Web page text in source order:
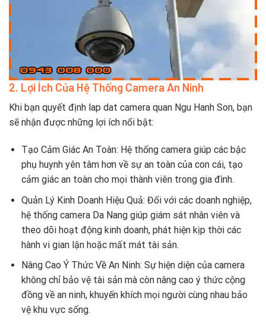
2. Lợi Ích Của Hệ Thống Camera An Ninh
Khi bạn quyết định lap dat camera quan Ngu Hanh Son, bạn
sẽ nhận được những lợi ích nổi bật:
Tạo Cảm Giác An Toàn: Hệ thống camera giúp các bậc
phụ huynh yên tâm hơn về sự an toàn của con cái, tạo
cảm giác an toàn cho mọi thành viên trong gia đình.
Quản Lý Kinh Doanh Hiệu Quả: Đối với các doanh nghiệp,
hệ thống camera Da Nang giúp giám sát nhân viên và
theo dõi hoạt động kinh doanh, phát hiện kịp thời các
hành vi gian lận hoặc mất mát tài sản.
Nâng Cao Ý Thức Về An Ninh: Sự hiện diện của camera
không chỉ bảo vệ tài sản mà còn nâng cao ý thức cộng
đồng về an ninh, khuyến khích mọi người cùng nhau bảo
vệ khu vực sống.